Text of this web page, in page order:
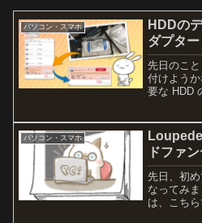
パソコン・スマホ
HDDの
ダプター
先日のこ
付けよう
要な HDD
せていた
トジャパ
パソコン・スマホ
ドファ
先日、初
なってみ
は、こち